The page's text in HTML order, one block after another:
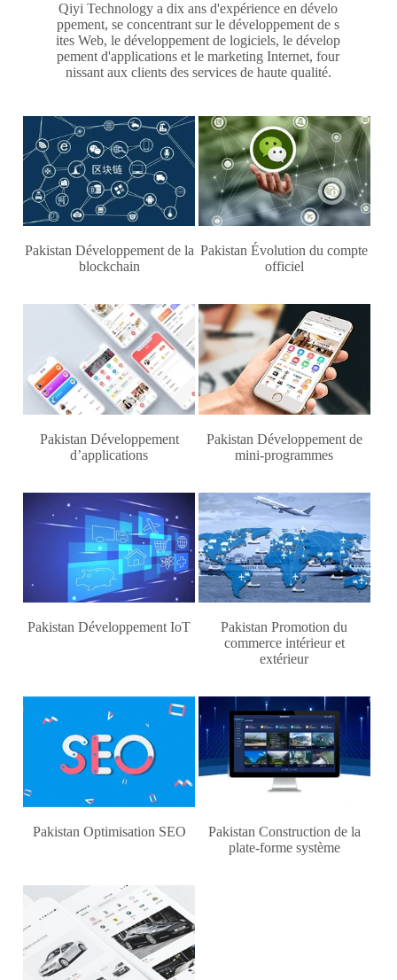
Qiyi Technology a dix ans d'expérience en dévelo
ppement, se concentrant sur le développement de s
ites Web, le développement de logiciels, le dévelop
pement d'applications et le marketing Internet, four
nissant aux clients des services de haute qualité.
Pakistan Développement de la
blockchain
Pakistan Évolution du compte
officiel
Pakistan Développement
d’applications
Pakistan Développement de
mini-programmes
Pakistan Développement IoT
Pakistan Promotion du
commerce intérieur et
extérieur
Pakistan Optimisation SEO
Pakistan Construction de la
plate-forme système